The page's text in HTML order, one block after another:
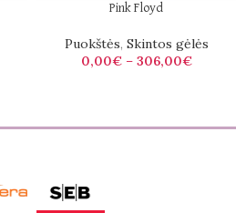
Pink Floyd
Puokštės, Skintos gėlės
0,00€ – 306,00€